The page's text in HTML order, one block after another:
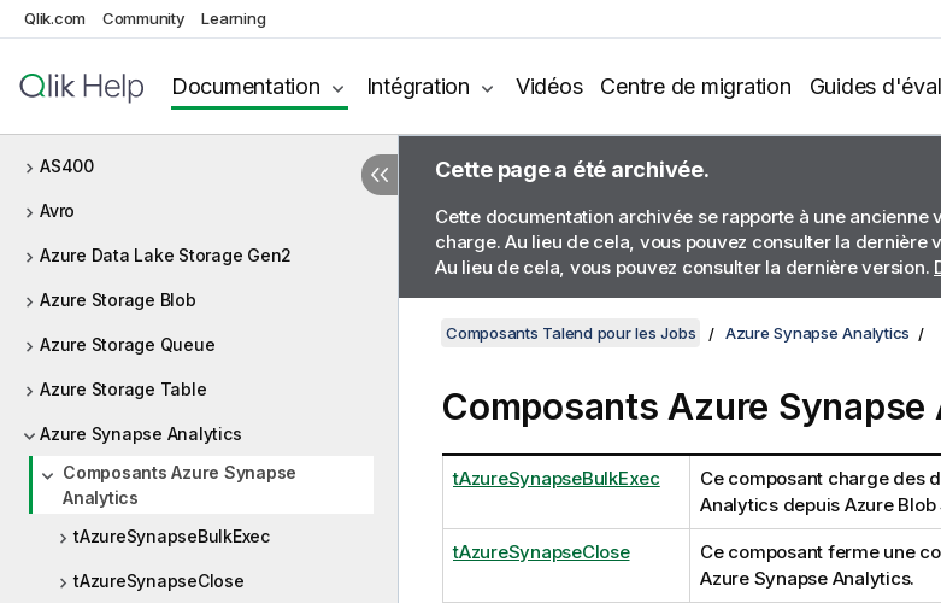
Qlik.com Community Learning
Documentation Intégration Vidéos Centre de migration Guides
Composants pour archiver/désarchiver
AS400
Avro
Azure Data Lake Storage Gen2
Azure Storage Blob
Azure Storage Queue
Azure Storage Table
Azure Synapse Analytics
Composants Azure Synapse
Analytics
tAzureSynapseBulkExec
tAzureSynapseClose
Cette page a été archivée.
Cette documentation archivée se rapporte à une
charge. Au lieu de cela, vous pouvez consulter la dernière
Au lieu de cela, vous pouvez consulter la dernière version.
Composants Talend pour les Jobs Azure Synapse Analytics
Composants Azure
tAzureSynapseBulkExec
Ce composant charge des
Analytics depuis Azure
tAzureSynapseClose
Ce composant ferme une
Azure Synapse Analytics.